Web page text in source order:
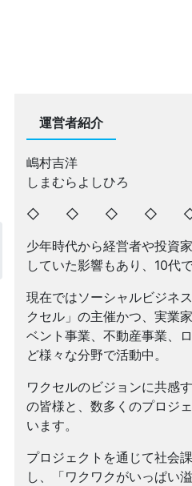
運営者紹介
嶋村吉洋
しまむらよしひろ
◇ ◇ ◇ ◇
少年時代から経営者や投資
していた影響もあり、10代で
現在ではソーシャルビジネ
クセル」の主催かつ、実業
ベント事業、不動産事業、
ど様々な分野で活動中。
ワクセルのビジョンに共感
の皆様と、数多くのプロジ
います。
プロジェクトを通じて社会
し、「ワクワクがいっぱい